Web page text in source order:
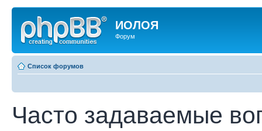
ИОЛОЯ
Форум
Список форумов
Часто задаваемые